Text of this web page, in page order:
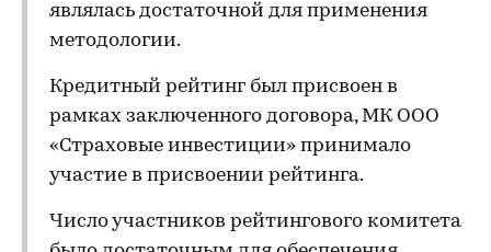
являлась достаточной для применения
методологии.
Кредитный рейтинг был присвоен в
рамках заключенного договора, МК ООО
«Страховые инвестиции» принимало
участие в присвоении рейтинга.
Число участников рейтингового комитета